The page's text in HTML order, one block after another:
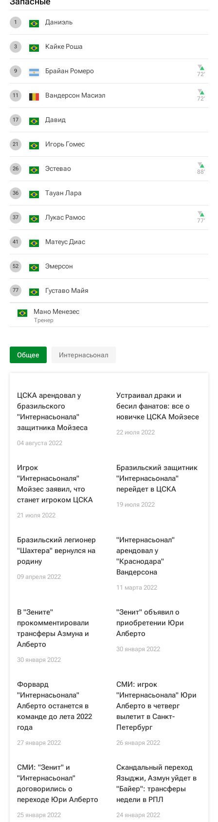
1 Даниэль
3 Кайке Роша
9 Брайан Ромеро 72‎’‎
11 Вандерсон Масиэл 72‎’‎
17 Давид
21 Игорь Гомес
26 Эстевао 88‎’‎
36 Тауан Лара
37 Лукас Рамос 77‎’‎
41 Матеус Диас
52 Эмерсон
77 Густаво Майя
Мано Менезес
Тренер
Общее Интернасьонал
ЦСКА арендовал у
бразильского
"Интернасьонала"
защитника Мойзеса
04 августа 2022
Устраивал драки и
бесил фанатов: все о
новичке ЦСКА Мойзесе
22 июля 2022
Игрок
"Интернасьоналя"
Мойзес заявил, что
станет игроком ЦСКА
21 июля 2022
Бразильский защитник
"Интернасьонала"
перейдет в ЦСКА
19 июля 2022
Бразильский легионер
"Шахтера" вернулся на
родину
09 апреля 2022
"Интернасьонал"
арендовал у
"Краснодара"
Вандерсона
11 марта 2022
В "Зените"
прокомментировали
трансферы Азмуна и
Алберто
30 января 2022
"Зенит" объявил о
приобретении Юри
Алберто
30 января 2022
Форвард
"Интернасьонала"
Алберто останется в
команде до лета 2022
года
27 января 2022
СМИ: игрок
"Интернасьонала" Юри
Алберто в четверг
вылетит в Санкт-
Петербург
26 января 2022
СМИ: "Зенит" и
"Интернасьонал"
договорились о
переходе Юри Алберто
25 января 2022
Скандальный переход
Языджи, Азмун уйдет в
"Байер": трансферы
недели в РПЛ
24 января 2022